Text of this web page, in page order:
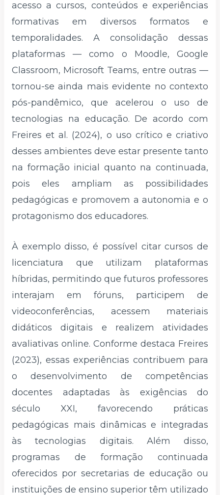
acesso a cursos, conteúdos e experiências
formativas em diversos formatos e
temporalidades. A consolidação dessas
plataformas — como o Moodle, Google
Classroom, Microsoft Teams, entre outras —
tornou-se ainda mais evidente no contexto
pós-pandêmico, que acelerou o uso de
tecnologias na educação. De acordo com
Freires et al. (2024), o uso crítico e criativo
desses ambientes deve estar presente tanto
na formação inicial quanto na continuada,
pois eles ampliam as possibilidades
pedagógicas e promovem a autonomia e o
protagonismo dos educadores.
À exemplo disso, é possível citar cursos de
licenciatura que utilizam plataformas
híbridas, permitindo que futuros professores
interajam em fóruns, participem de
videoconferências, acessem materiais
didáticos digitais e realizem atividades
avaliativas online. Conforme destaca Freires
(2023), essas experiências contribuem para
o desenvolvimento de competências
docentes adaptadas às exigências do
século XXI, favorecendo práticas
pedagógicas mais dinâmicas e integradas
às tecnologias digitais. Além disso,
programas de formação continuada
oferecidos por secretarias de educação ou
instituições de ensino superior têm utilizado